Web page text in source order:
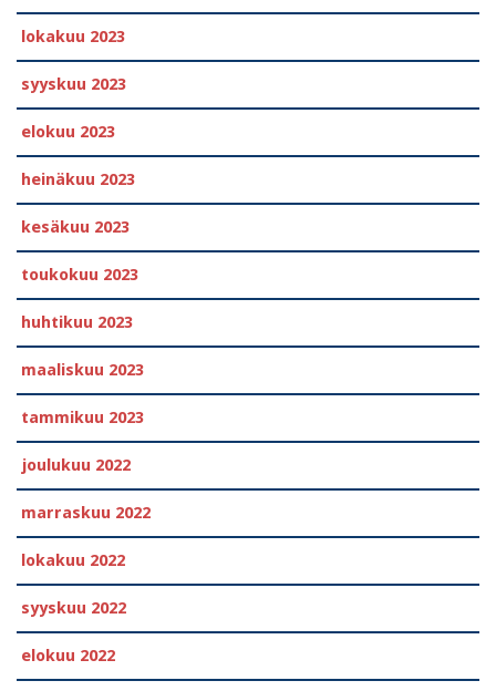
lokakuu 2023
syyskuu 2023
elokuu 2023
heinäkuu 2023
kesäkuu 2023
toukokuu 2023
huhtikuu 2023
maaliskuu 2023
tammikuu 2023
joulukuu 2022
marraskuu 2022
lokakuu 2022
syyskuu 2022
elokuu 2022